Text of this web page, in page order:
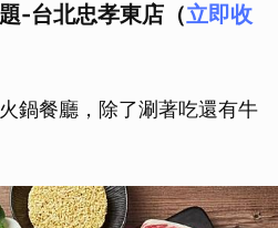
-台北忠孝東店（立即收
鍋餐廳，除了涮著吃還有牛